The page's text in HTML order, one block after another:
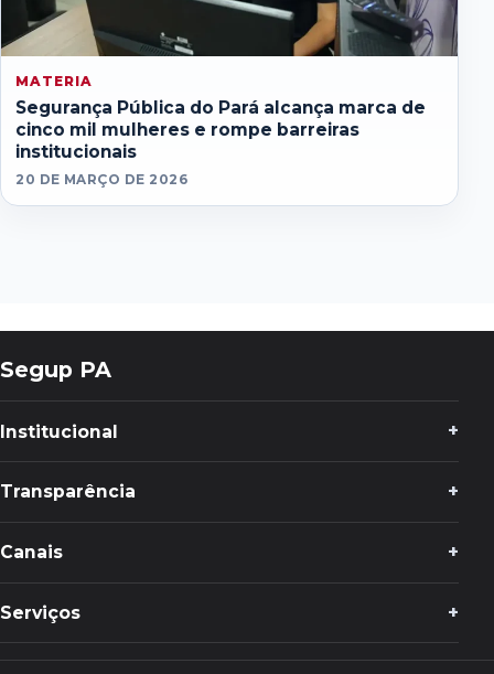
MATERIA
Segurança Pública do Pará alcança marca de
cinco mil mulheres e rompe barreiras
institucionais
20 DE MARÇO DE 2026
Segup PA
Institucional
Transparência
Canais
Serviços